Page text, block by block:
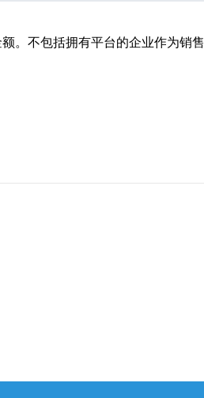
不包括拥有平台的企业作为销